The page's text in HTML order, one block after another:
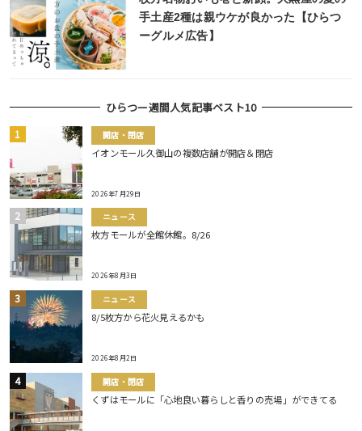
手土産2種は親ウケが良かった【ひらつ
ーグルメ広告】
ひらつー週間人気記事ベスト10
開店・閉店
イオンモール久御山の複数店舗が開店＆閉店
2026年7月29日
ニュース
枚方モールが全館休館。8/26
2026年8月3日
ニュース
8/5枚方から花火見えるかも
2026年8月2日
開店・閉店
くずはモールに「心地良い暮らしと香りの売場」ができてる